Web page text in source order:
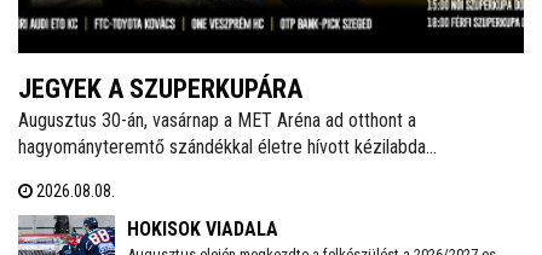
JEGYEK A SZUPERKUPÁRA
Augusztus 30-án, vasárnap a MET Aréna ad otthont a
hagyományteremtő szándékkal életre hívott kézilabda
míg a férfiaknál a Veszprém és a Szeged küzd meg a serlegért. A
világklasszis csapatokat felvonultató kézilabdaünnepre jegyek már
2026.08.08.
HOKISOK VIADALA